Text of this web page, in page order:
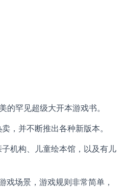
的罕见超级大开本游戏书。
，并不断推出各种新版本。
机构、儿童绘本馆，以及有儿
戏场景，游戏规则非常简单，